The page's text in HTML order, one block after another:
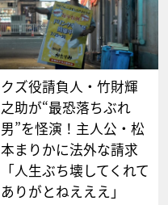
クズ役請負人・竹財輝
之助が“最恐落ちぶれ
男”を怪演！主人公・松
本まりかに法外な請求
「人生ぶち壊してくれて
ありがとねえええ」